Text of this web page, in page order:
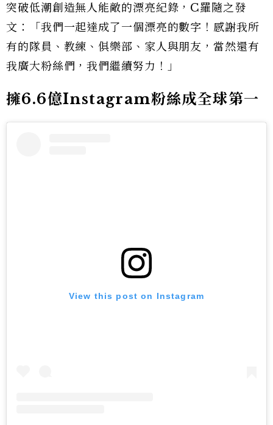
突破低潮創造無人能敵的漂亮紀錄，C羅隨之發
文：「我們一起達成了一個漂亮的數字！感謝我所
有的隊員、教練、俱樂部、家人與朋友，當然還有
我廣大粉絲們，我們繼續努力！」
擁6.6億Instagram粉絲成全球第一
View this post on Instagram